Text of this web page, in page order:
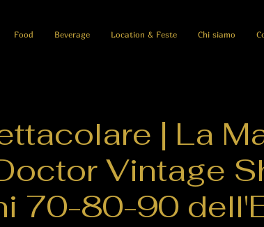
Food Beverage Location & Feste Chi siamo
| La
Vintage
70-80-90